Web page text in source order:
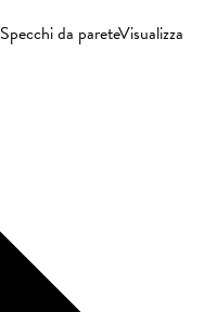
Specchi da pareteVisualizza